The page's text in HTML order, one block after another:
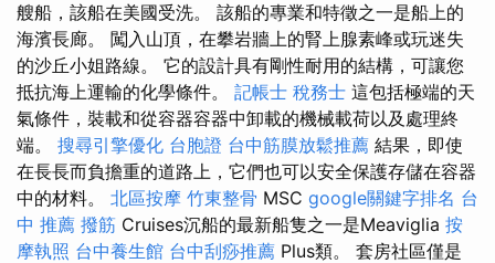
艘船，該船在美國受洗。 該船的專業和特徵之一是船上的
海濱長廊。 闖入山頂，在攀岩牆上的腎上腺素峰或玩迷失
的沙丘小姐路線。 它的設計具有剛性耐用的結構，可讓您
抵抗海上運輸的化學條件。 記帳士 稅務士 這包括極端的天
氣條件，裝載和從容器容器中卸載的機械載荷以及處理終
端。 搜尋引擎優化 台胞證 台中筋膜放鬆推薦 結果，即使
在長長而負擔重的道路上，它們也可以安全保護存儲在容器
中的材料。 北區按摩 竹東整骨 MSC google關鍵字排名 台
中 推薦 撥筋 Cruises沉船的最新船隻之一是Meaviglia 按
摩執照 台中養生館 台中刮痧推薦 Plus類。 套房社區僅是